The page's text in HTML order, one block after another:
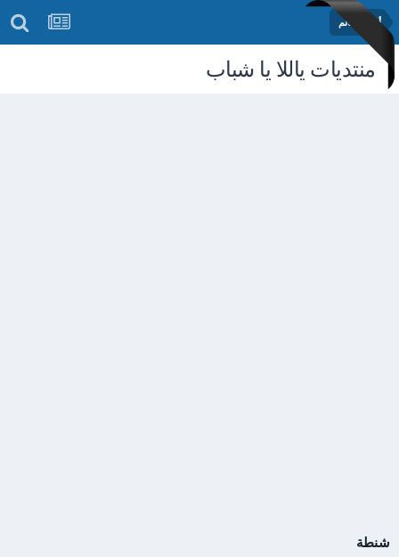
أخبار العالم
منتديات ياللا يا شباب
شنطة